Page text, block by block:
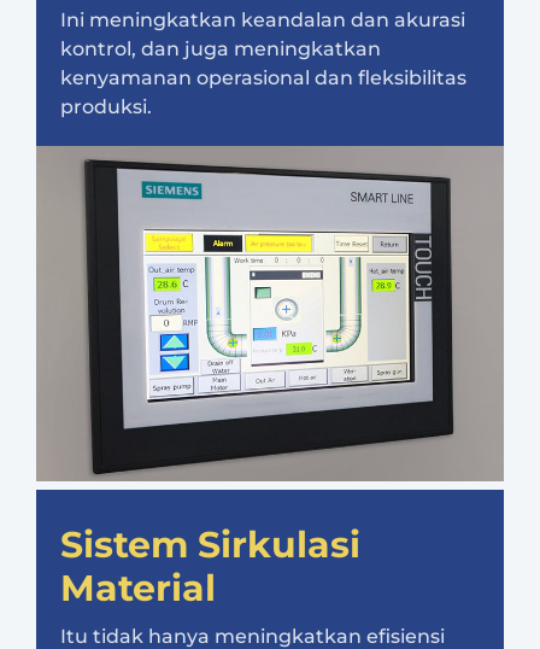
Ini meningkatkan keandalan dan akurasi
kontrol, dan juga meningkatkan
kenyamanan operasional dan fleksibilitas
produksi.
Sistem Sirkulasi
Material
Itu tidak hanya meningkatkan efisiensi